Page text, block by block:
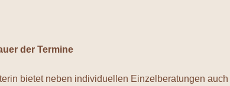
der Termine
bietet neben individuellen Einzelberatungen